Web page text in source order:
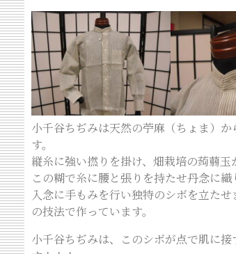
小千谷ちぢみは天然の苧麻（ちょま）
す。
縦糸に強い撚りを掛け、畑栽培の蒟蒻玉
この糊で糸に腰と張りを持たせ丹念に
入念に手もみを行い独特のシボを立た
の技法で作っています。
小千谷ちぢみは、このシボが点で肌に